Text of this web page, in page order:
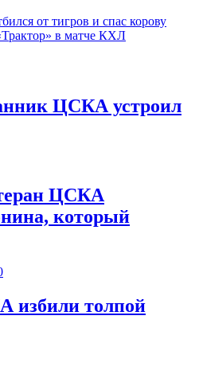
от тигров и спас корову
в матче КХЛ
ЦСКА устроил
ЦСКА
который
избили толпой